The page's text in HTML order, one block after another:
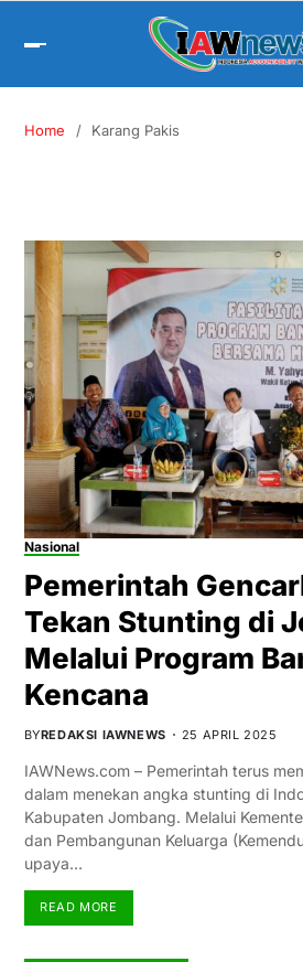
Home Karang Pakis
Nasional
Pemerintah
Tekan Stunting di
Melalui Program
Kencana
BYREDAKSI IAWNEWS 25 APRIL 2025
IAWNews.com – Pemerintah terus
dalam menekan angka stunting di
Kabupaten Jombang. Melalui
dan Pembangunan Keluarga
upaya…
READ MORE